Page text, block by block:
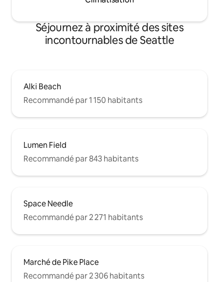
Séjournez à proximité des sites
incontournables de Seattle
Alki Beach
Recommandé par 1 150 habitants
Lumen Field
Recommandé par 843 habitants
Space Needle
Recommandé par 2 271 habitants
Marché de Pike Place
Recommandé par 2 306 habitants